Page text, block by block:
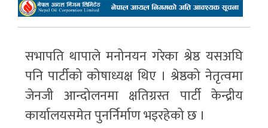
सभापति थापाले मनोनयन गरेका श्रेष्ठ यसअघि
पनि पार्टीको कोषाध्यक्ष थिए । श्रेष्ठको नेतृत्वमा
जेनजी आन्दोलनमा क्षतिग्रस्त पार्टी केन्द्रीय
कार्यालयसमेत पुनर्निर्माण भइरहेको छ ।